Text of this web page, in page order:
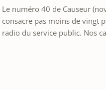
Le numéro 40 de Causeur
consacre pas moins de vingt
radio du service public. Nos